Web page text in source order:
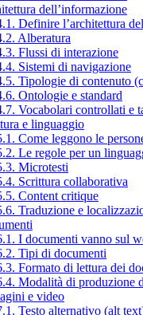
dell’informazione
Definire l’architettura
Alberatura
Flussi di interazione
Sistemi di navigazione
Tipologie di contenuto
Ontologie e standard
Vocabolari controllati e
e linguaggio
Come leggono le
Le regole per un
Microtesti
Scrittura collaborativa
Content critique
Traduzione e
I documenti vanno sul
Tipi di documenti
Formato di lettura dei
Modalità di produzione
e video
Testo alternativo (alt